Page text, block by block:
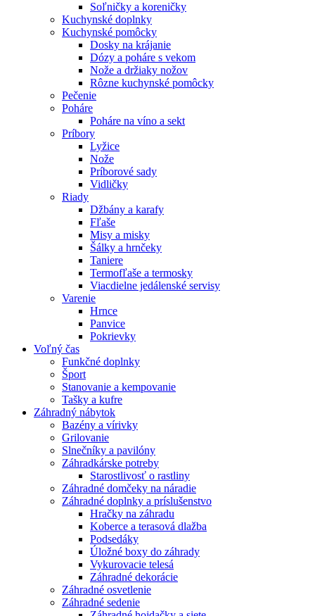
Soľničky a koreničky
Kuchynské doplnky
Kuchynské pomôcky
Dosky na krájanie
Dózy a poháre s vekom
Nože a držiaky nožov
Rôzne kuchynské pomôcky
Pečenie
Poháre
Poháre na víno a sekt
Príbory
Lyžice
Nože
Príborové sady
Vidličky
Riady
Džbány a karafy
Fľaše
Misy a misky
Šálky a hrnčeky
Taniere
Termofľaše a termosky
Viacdielne jedálenské servisy
Varenie
Hrnce
Panvice
Pokrievky
Voľný čas
Funkčné doplnky
Šport
Stanovanie a kempovanie
Tašky a kufre
Záhradný nábytok
Bazény a vírivky
Grilovanie
Slnečníky a pavilóny
Záhradkárske potreby
Starostlivosť o rastliny
Záhradné domčeky na náradie
Záhradné doplnky a príslušenstvo
Hračky na záhradu
Koberce a terasová dlažba
Podsedáky
Úložné boxy do záhrady
Vykurovacie telesá
Záhradné dekorácie
Záhradné osvetlenie
Záhradné sedenie